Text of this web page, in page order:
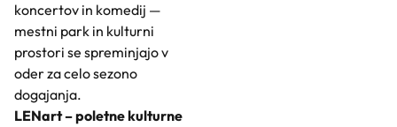
koncertov in komedij —
mestni park in kulturni
prostori se spreminjajo v
oder za celo sezono
dogajanja.
LENart – poletne kulturne